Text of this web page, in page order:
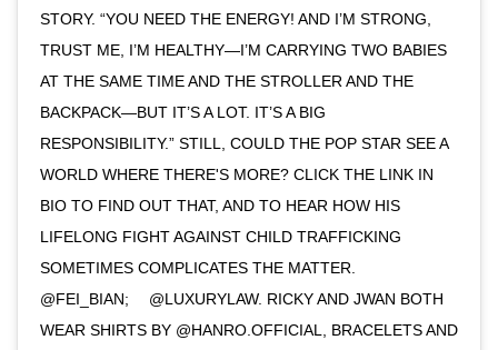
STORY. “YOU NEED THE ENERGY! AND I’M STRONG,
TRUST ME, I’M HEALTHY—I’M CARRYING TWO BABIES
AT THE SAME TIME AND THE STROLLER AND THE
BACKPACK—BUT IT’S A LOT. IT’S A BIG
RESPONSIBILITY.” STILL, COULD THE POP STAR SEE A
WORLD WHERE THERE'S MORE? CLICK THE LINK IN
BIO TO FIND OUT THAT, AND TO HEAR HOW HIS
LIFELONG FIGHT AGAINST CHILD TRAFFICKING
SOMETIMES COMPLICATES THE MATTER.⁠⠀
@FEI_BIAN;⁠⠀ @LUXURYLAW. RICKY AND JWAN BOTH
WEAR SHIRTS BY @HANRO.OFFICIAL, BRACELETS AND